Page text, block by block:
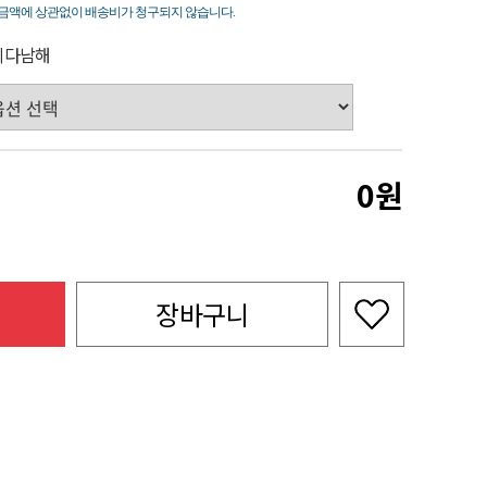
죽액에 상관없이 배송비가 청구되지 않습니다.
남해
0
장바구니